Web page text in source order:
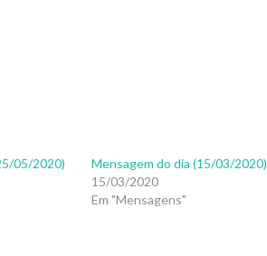
05/2020)
Mensagem do dia (15/03/2020)
15/03/2020
Em "Mensagens"